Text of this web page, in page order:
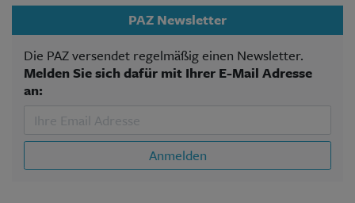
PAZ Newsletter
Die PAZ versendet regelmäßig einen Newsletter.
Melden Sie sich dafür mit Ihrer E-Mail Adresse
an:
Anmelden